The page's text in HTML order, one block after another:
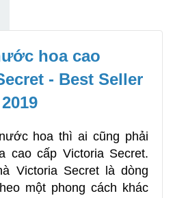
hoa cao
- Best Seller
2019
hoa thì ai cũng phải
cao cấp Victoria Secret.
Victoria Secret là dòng
một phong cách khác